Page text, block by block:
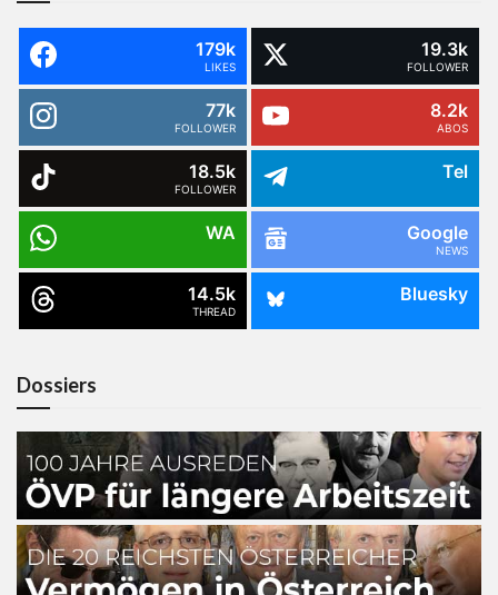
179k
LIKES
19.3k
FOLLOWER
77k
FOLLOWER
8.2k
ABOS
18.5k
FOLLOWER
Tel
WA Google
NEWS
14.5k
THREAD
Bluesky
Dossiers